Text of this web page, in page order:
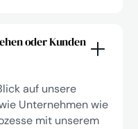
oder Kunden
auf unsere
Unternehmen wie
mit unserem